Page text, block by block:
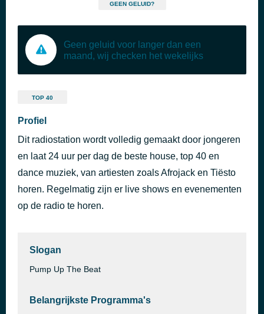
GEEN GELUID?
Geen geluid voor langer dan een
maand, wij checken het wekelijks
TOP 40
Profiel
Dit radiostation wordt volledig gemaakt door jongeren
en laat 24 uur per dag de beste house, top 40 en
dance muziek, van artiesten zoals Afrojack en Tiësto
horen. Regelmatig zijn er live shows en evenementen
op de radio te horen.
Slogan
Pump Up The Beat
Belangrijkste Programma's